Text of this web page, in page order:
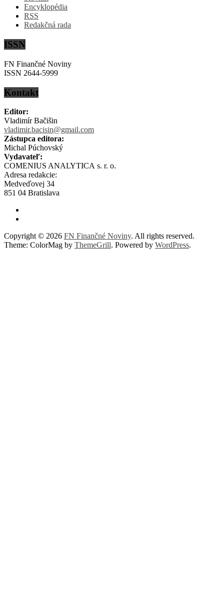
Encyklopédia
RSS
Redakčná rada
ISSN
FN Finančné Noviny
ISSN 2644-5999
Kontakt
Editor:
Vladimír Bačišin
vladimir.bacisin@gmail.com
Zástupca editora:
Michal Púchovský
Vydavateľ:
COMENIUS ANALYTICA s. r. o.
Adresa redakcie:
Medveďovej 34
851 04 Bratislava
Copyright © 2026 FN Finančné Noviny. All rights reserved.
Theme: ColorMag by ThemeGrill. Powered by WordPress.